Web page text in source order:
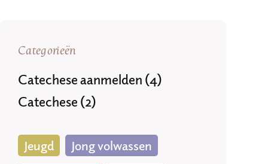
Categorieën
Catechese aanmelden (4)
Catechese (2)
Jeugd
Jong volwassen